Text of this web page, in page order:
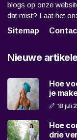
blogs op onze
dat mist? Laat het
Sitemap
Nieuwe
Hoe
je
18 juli
Hoe
drie